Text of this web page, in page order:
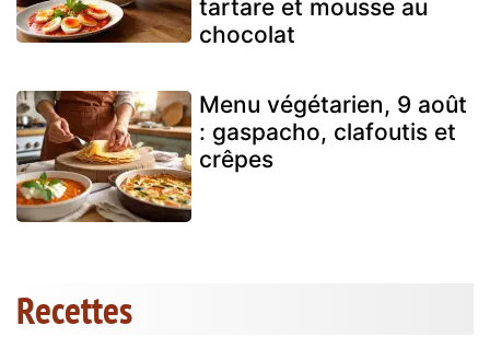
tartare et mousse au
chocolat
Menu végétarien, 9 août
: gaspacho, clafoutis et
crêpes
Recettes